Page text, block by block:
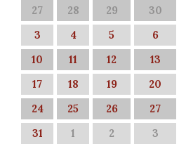
27 28 29 30
3
4 5 6
10
11 12 13
17
18 19 20
24
25 26 27
31
1 2 3